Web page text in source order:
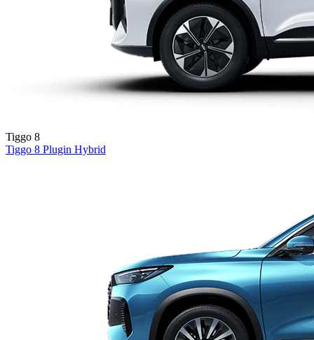
Tiggo 8
Tiggo 8 Plugin Hybrid